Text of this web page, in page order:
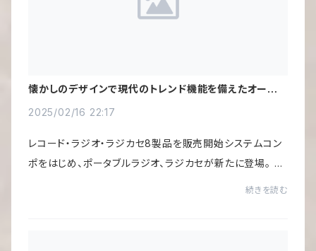
懐かしのデザインで現代のトレンド機能を備えたオーディ
2025/02/16 22:17
レコード・ラジオ・ラジカセ8製品を販売開始システムコン
ポをはじめ、ポータブルラジオ、ラジカセが新たに登場。 時
続きを読む